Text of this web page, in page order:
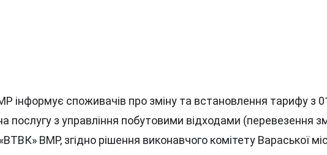
інформує споживачів про зміну та встановлення тарифу з
послугу з управління побутовими відходами (перевезення
ВМР, згідно рішення виконавчого комітету Вараської